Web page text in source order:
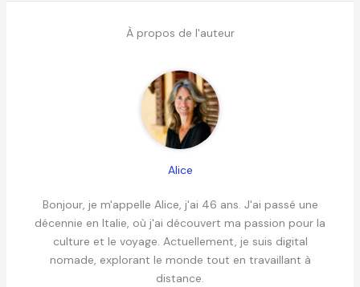
À propos de l'auteur
Alice
Bonjour, je m'appelle Alice, j'ai 46 ans. J'ai passé une
décennie en Italie, où j'ai découvert ma passion pour la
culture et le voyage. Actuellement, je suis digital
nomade, explorant le monde tout en travaillant à
distance.